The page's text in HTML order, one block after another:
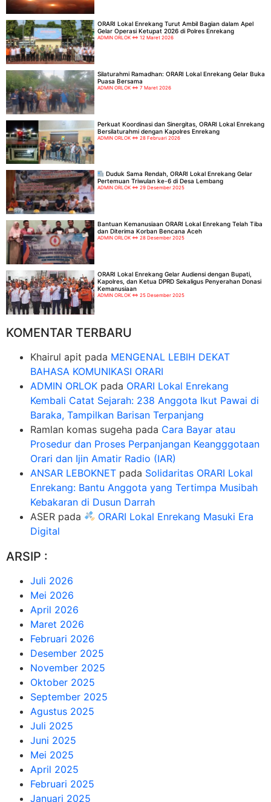
ORARI Lokal Enrekang Turut Ambil Bagian dalam Apel
Gelar Operasi Ketupat 2026 di Polres Enrekang
ADMIN ORLOK 12 Maret 2026
Silaturahmi Ramadhan: ORARI Lokal Enrekang Gelar Buka
Puasa Bersama
ADMIN ORLOK 7 Maret 2026
Perkuat Koordinasi dan Sinergitas, ORARI Lokal Enrekang
Bersilaturahmi dengan Kapolres Enrekang
ADMIN ORLOK 28 Februari 2026
Duduk Sama Rendah, ORARI Lokal Enrekang Gelar
Pertemuan Triwulan ke-6 di Desa Lembang
ADMIN ORLOK 29 Desember 2025
Bantuan Kemanusiaan ORARI Lokal Enrekang Telah Tiba
dan Diterima Korban Bencana Aceh
ADMIN ORLOK 28 Desember 2025
ORARI Lokal Enrekang Gelar Audiensi dengan Bupati,
Kapolres, dan Ketua DPRD Sekaligus Penyerahan Donasi
Kemanusiaan
ADMIN ORLOK 25 Desember 2025
KOMENTAR TERBARU
Khairul apit pada MENGENAL LEBIH DEKAT
BAHASA KOMUNIKASI ORARI
ADMIN ORLOK pada ORARI Lokal Enrekang
Kembali Catat Sejarah: 238 Anggota Ikut Pawai di
Baraka, Tampilkan Barisan Terpanjang
Ramlan komas sugeha pada Cara Bayar atau
Prosedur dan Proses Perpanjangan Keangggotaan
Orari dan Ijin Amatir Radio (IAR)
ANSAR LEBOKNET pada Solidaritas ORARI Lokal
Enrekang: Bantu Anggota yang Tertimpa Musibah
Kebakaran di Dusun Darrah
ASER pada
ORARI Lokal Enrekang Masuki Era
Digital
ARSIP :
Juli 2026
Mei 2026
April 2026
Maret 2026
Februari 2026
Desember 2025
November 2025
Oktober 2025
September 2025
Agustus 2025
Juli 2025
Juni 2025
Mei 2025
April 2025
Februari 2025
Januari 2025